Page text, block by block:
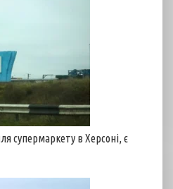
супермаркету в Херсоні, є